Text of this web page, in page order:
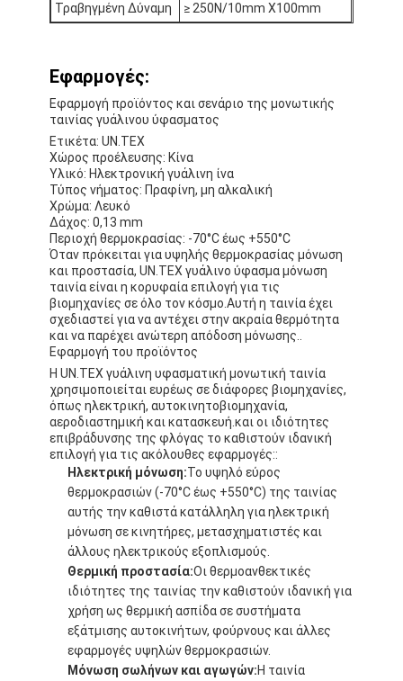
Τραβηγμένη Δύναμη
≥ 250N/10mm X100mm
Εφαρμογές:
Εφαρμογή προϊόντος και σενάριο της μονωτικής
ταινίας γυάλινου ύφασματος
Ετικέτα: UN.TEX
Χώρος προέλευσης: Κίνα
Υλικό: Ηλεκτρονική γυάλινη ίνα
Τύπος νήματος: Πραφίνη, μη αλκαλική
Χρώμα: Λευκό
Δάχος: 0,13 mm
Περιοχή θερμοκρασίας: -70°C έως +550°C
Όταν πρόκειται για υψηλής θερμοκρασίας μόνωση
και προστασία, UN.TEX γυάλινο ύφασμα μόνωση
ταινία είναι η κορυφαία επιλογή για τις
βιομηχανίες σε όλο τον κόσμο.Αυτή η ταινία έχει
σχεδιαστεί για να αντέχει στην ακραία θερμότητα
και να παρέχει ανώτερη απόδοση μόνωσης..
Εφαρμογή του προϊόντος
Η UN.TEX γυάλινη υφασματική μονωτική ταινία
χρησιμοποιείται ευρέως σε διάφορες βιομηχανίες,
όπως ηλεκτρική, αυτοκινητοβιομηχανία,
αεροδιαστημική και κατασκευή.και οι ιδιότητες
επιβράδυνσης της φλόγας το καθιστούν ιδανική
επιλογή για τις ακόλουθες εφαρμογές::
Ηλεκτρική μόνωση:Το υψηλό εύρος
θερμοκρασιών (-70°C έως +550°C) της ταινίας
αυτής την καθιστά κατάλληλη για ηλεκτρική
μόνωση σε κινητήρες, μετασχηματιστές και
άλλους ηλεκτρικούς εξοπλισμούς.
Θερμική προστασία:Οι θερμοανθεκτικές
ιδιότητες της ταινίας την καθιστούν ιδανική για
χρήση ως θερμική ασπίδα σε συστήματα
εξάτμισης αυτοκινήτων, φούρνους και άλλες
εφαρμογές υψηλών θερμοκρασιών.
Μόνωση σωλήνων και αγωγών:Η ταινία